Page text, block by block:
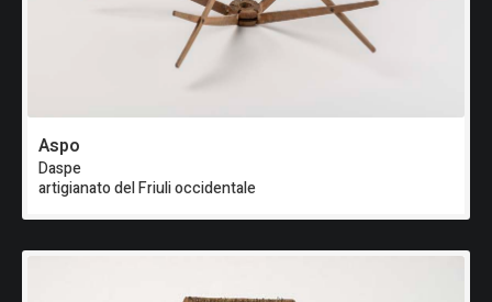
Aspo
Daspe
artigianato del Friuli occidentale